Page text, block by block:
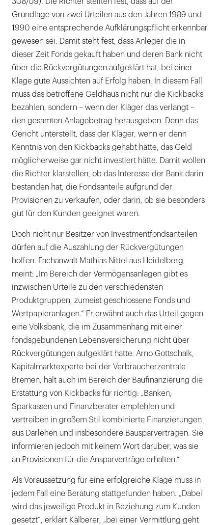
Grundlage von zwei Urteilen aus den Jahren 1989 und
1990 eine entsprechende Aufklärungspflicht erkennbar
gewesen sei. Damit steht fest, dass Anleger die in
dieser Zeit Fonds gekauft haben und deren Bank nicht
über die Rückvergütungen aufgeklärt hat, bei einer
Klage gute Aussichten auf Erfolg haben. In diesem Fall
muss das betroffene Geldhaus nicht nur die Kickbacks
bezahlen, sondern – wenn der Kläger das verlangt –
den gesamten Anlagebetrag herausgeben. Denn das
Gericht unterstellt, dass der Kläger, wenn er denn
Kenntnis von den Kickbacks gehabt hätte, das Geld
möglicherweise gar nicht investiert hätte. Damit wollen
die Richter klarstellen, ob das Interesse der Bank darin
bestanden hat, die Fondsanteile aufgrund der
Provisionen zu verkaufen, oder darin, ob sie besonders
gut für den Kunden geeignet waren.
Doch nicht nur Besitzer von Investmentfondsanteilen
dürfen auf die Auszahlung der Rückvergütungen
hoffen. Fachanwalt Mathias Nittel aus Heidelberg,
meint: „Im Bereich der Vermögensanlagen gibt es
inzwischen Urteile zu den verschiedensten
Produktgruppen, zumeist geschlossene Fonds und
Wertpapieranlagen.“ Er erwähnt auch das Urteil gegen
eine Volksbank, die im Zusammenhang mit einer
fondsgebundenen Lebensversicherung nicht über
Rückvergütungen aufgeklärt hatte. Arno Gottschalk,
Kapitalmarktexperte bei der Verbraucherzentrale
Bremen, hält auch im Bereich der Baufinanzierung die
Erstattung von Kickbacks für richtig: „Banken,
Sparkassen und Finanzberater empfehlen und
vertreiben in großem Stil kombinierte Finanzierungen
aus Darlehen und insbesondere Bausparverträgen. Sie
informieren jedoch mit keinem Wort darüber, was sie
an Provisionen für die Ansparverträge erhalten.“
Als Voraussetzung für eine erfolgreiche Klage muss in
jedem Fall eine Beratung stattgefunden haben. „Dabei
wird das jeweilige Produkt in Beziehung zum Kunden
gesetzt“, erklärt Kälberer, „bei einer Vermittlung geht